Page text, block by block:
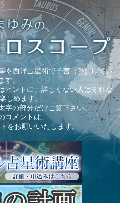
を西洋占星術で予言（?!）してい
す。
ヒントに、詳しくない人はそれな
しめます。
字の部分だけご覧下さい。
コメントは、
をお願いいたします。